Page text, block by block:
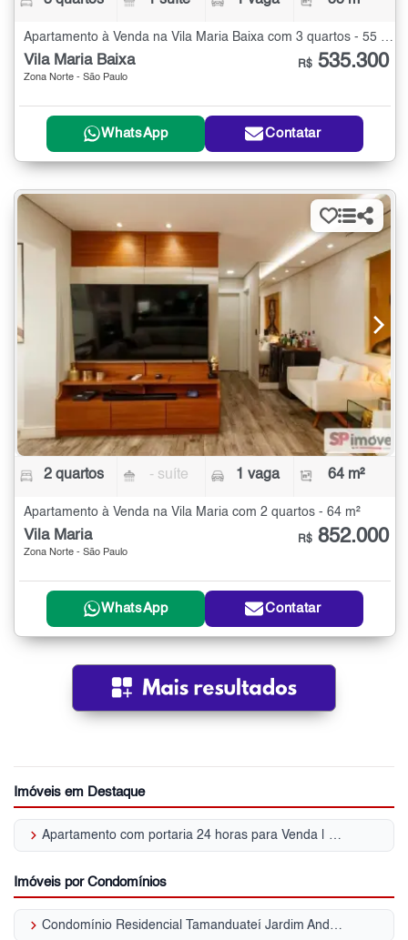
Vila Maria Baixa
Zona Norte - São Paulo
R$ 535.300
WhatsApp Contatar
2 quartos - suíte 1 vaga 64 m²
Apartamento à Venda na Vila Maria com 2 quartos - 64 m²
Vila Maria
Zona Norte - São Paulo
R$ 852.000
WhatsApp Contatar
Imóveis em Destaque
keyboard_arrow_right Apartamento com portaria 24 horas para Venda | Jardim Andaraí
Imóveis por Condomínios
keyboard_arrow_right Condomínio Residencial Tamanduateí Jardim Andaraí